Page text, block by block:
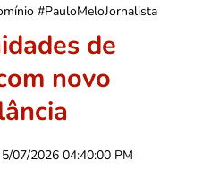
#PauloMeloJornalista
de
novo
5/07/2026 04:40:00 PM